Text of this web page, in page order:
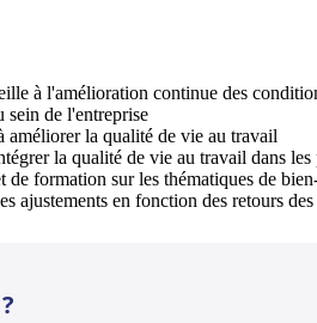
à l'amélioration continue des
sein de l'entreprise
améliorer la qualité de vie au travail
la qualité de vie au travail dans les
de formation sur les thématiques de
ajustements en fonction des retours des